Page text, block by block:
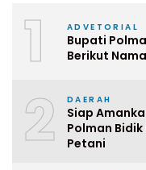
1 ADVETORIAL
Bupati
Berikut
2 DAERAH
Siap
Polman Bidik
Petani